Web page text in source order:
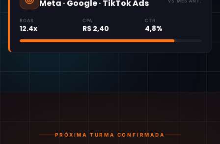
Meta · Google · TikTok Ads
ROAS
12.4x
CPA
R$ 2,40
CTR
4,8%
PRÓXIMA TURMA CONFIRMADA